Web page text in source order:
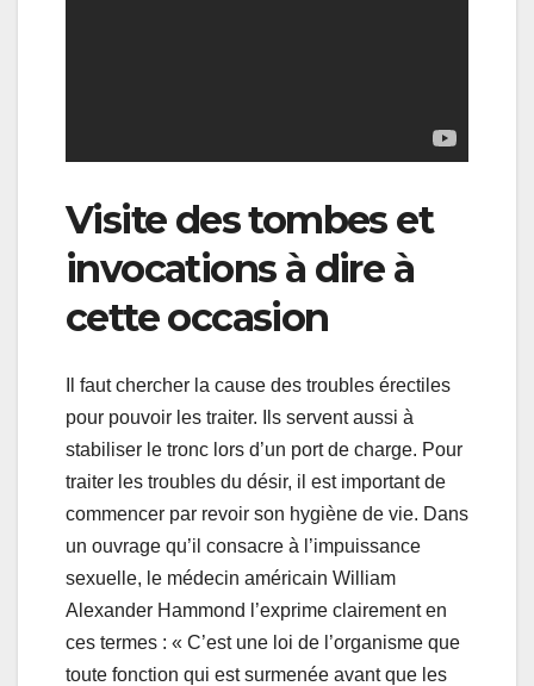
Visite des tombes et
invocations à dire à
cette occasion
Il faut chercher la cause des troubles érectiles
pour pouvoir les traiter. Ils servent aussi à
stabiliser le tronc lors d’un port de charge. Pour
traiter les troubles du désir, il est important de
commencer par revoir son hygiène de vie. Dans
un ouvrage qu’il consacre à l’impuissance
sexuelle, le médecin américain William
Alexander Hammond l’exprime clairement en
ces termes : « C’est une loi de l’organisme que
toute fonction qui est surmenée avant que les